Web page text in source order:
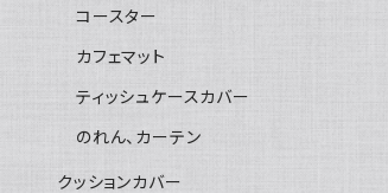
コースター
カフェマット
ティッシュケースカバー
のれん、カーテン
クッションカバー